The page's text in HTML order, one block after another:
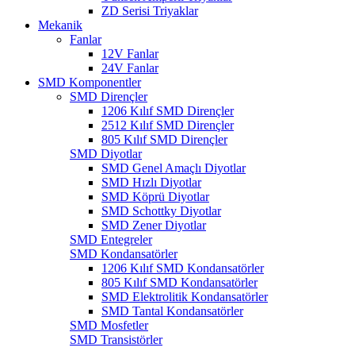
ZD Serisi Triyaklar
Mekanik
Fanlar
12V Fanlar
24V Fanlar
SMD Komponentler
SMD Dirençler
1206 Kılıf SMD Dirençler
2512 Kılıf SMD Dirençler
805 Kılıf SMD Dirençler
SMD Diyotlar
SMD Genel Amaçlı Diyotlar
SMD Hızlı Diyotlar
SMD Köprü Diyotlar
SMD Schottky Diyotlar
SMD Zener Diyotlar
SMD Entegreler
SMD Kondansatörler
1206 Kılıf SMD Kondansatörler
805 Kılıf SMD Kondansatörler
SMD Elektrolitik Kondansatörler
SMD Tantal Kondansatörler
SMD Mosfetler
SMD Transistörler